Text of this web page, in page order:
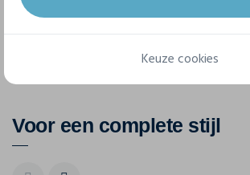
Voor een complete stijl
Keuze cookies